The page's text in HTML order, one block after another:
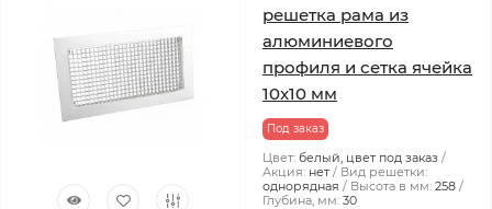
решетка рама из
алюминиевого
профиля и сетка ячейка
10x10 мм
Под заказ
Цвет: белый, цвет под заказ
Акция: нет
Вид решетки:
однорядная
Высота в мм: 258
Глубина, мм: 30